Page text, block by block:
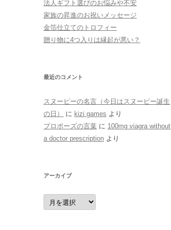
法人ギフト選びのお悩みや不安
家族の昇進のお祝いメッセージ
金箔仕立てのトロフィー
贈り物に4つ入りは縁起が悪い？
最近のコメント
スヌーピーの名言（今日はスヌーピー誕生
の日）
に kizi games より
プロポーズの言葉 に 100mg viagra without
a doctor prescription より
アーカイブ
ア
ー
カ